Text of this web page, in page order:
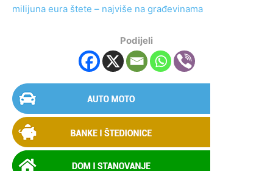
milijuna eura štete – najviše na građevinama
Podijeli